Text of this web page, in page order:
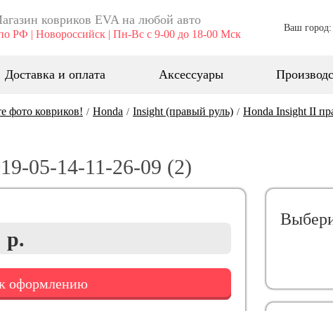
ковриков EVA ​на любой авто
РФ | Новороссийск | Пн-Вс с 9-00 до 18-00 Мск
Ваш город:
Доставка и оплата Аксессуары
фото ковриков! / Honda / Insight (правый руль) / Honda Insight II
05-14-11-26-09 (2)
р.
оформлению